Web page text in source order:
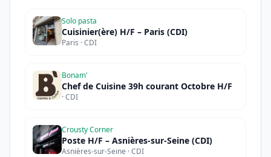
Solo pasta
Cuisinier(ère) H/F – Paris (CDI)
Paris · CDI
Bonam'
Chef de Cuisine 39h courant Octobre H/F
· CDI
Crousty Corner
Poste H/F – Asnières-sur-Seine (CDI)
Asnières-sur-Seine · CDI